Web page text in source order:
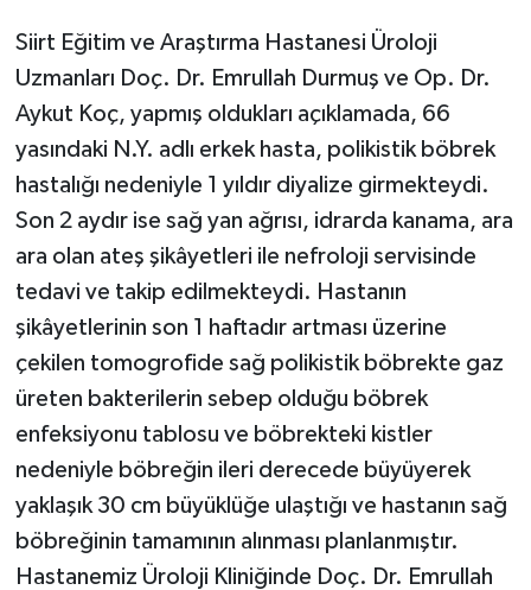
Siirt Eğitim ve Araştırma Hastanesi Üroloji
Uzmanları Doç. Dr. Emrullah Durmuş ve Op. Dr.
Aykut Koç, yapmış oldukları açıklamada, 66
yasındaki N.Y. adlı erkek hasta, polikistik böbrek
hastalığı nedeniyle 1 yıldır diyalize girmekteydi.
Son 2 aydır ise sağ yan ağrısı, idrarda kanama, ara
ara olan ateş şikâyetleri ile nefroloji servisinde
tedavi ve takip edilmekteydi. Hastanın
şikâyetlerinin son 1 haftadır artması üzerine
çekilen tomogrofide sağ polikistik böbrekte gaz
üreten bakterilerin sebep olduğu böbrek
enfeksiyonu tablosu ve böbrekteki kistler
nedeniyle böbreğin ileri derecede büyüyerek
yaklaşık 30 cm büyüklüğe ulaştığı ve hastanın sağ
böbreğinin tamamının alınması planlanmıştır.
Hastanemiz Üroloji Kliniğinde Doç. Dr. Emrullah